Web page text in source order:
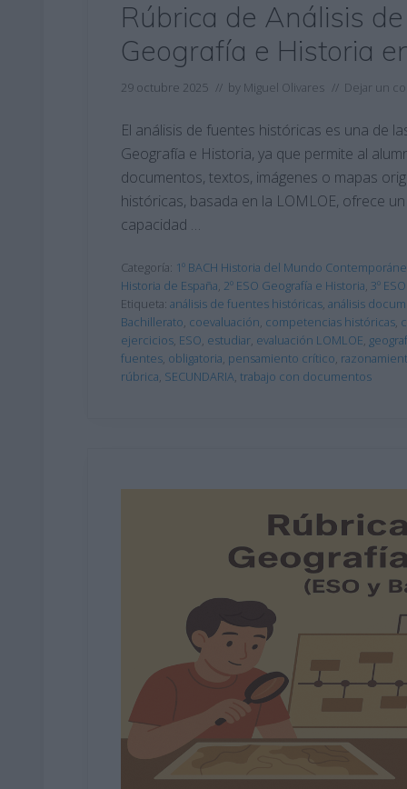
Rúbrica de Análisis
Geografía e Historia
29 octubre 2025 // by Miguel Olivares // Dejar un
El análisis de fuentes históricas es una de
Geografía e Historia, ya que permite al
documentos, textos, imágenes o mapas
históricas, basada en la LOMLOE, ofrece
capacidad …
Categoría: 1º BACH Historia del Mundo
Historia de España, 2º ESO Geografía e Historia, 3º
Etiqueta: análisis de fuentes históricas, análisis
Bachillerato, coevaluación, competencias históricas,
ejercicios, ESO, estudiar, evaluación LOMLOE,
fuentes, obligatoria, pensamiento crítico,
rúbrica, SECUNDARIA, trabajo con documentos